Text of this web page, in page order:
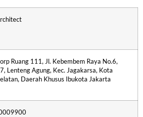
Ruang 111, Jl. Kebembem Raya No.6,
Lenteng Agung, Kec. Jagakarsa, Kota
Daerah Khusus Ibukota Jakarta